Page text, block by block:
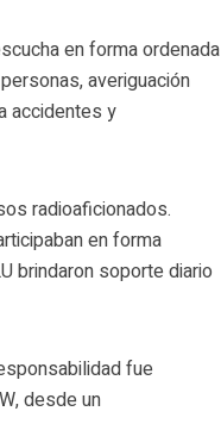
en forma ordenada
averiguación
accidentes y
radioaficionados.
en forma
brindaron soporte diario
fue
desde un